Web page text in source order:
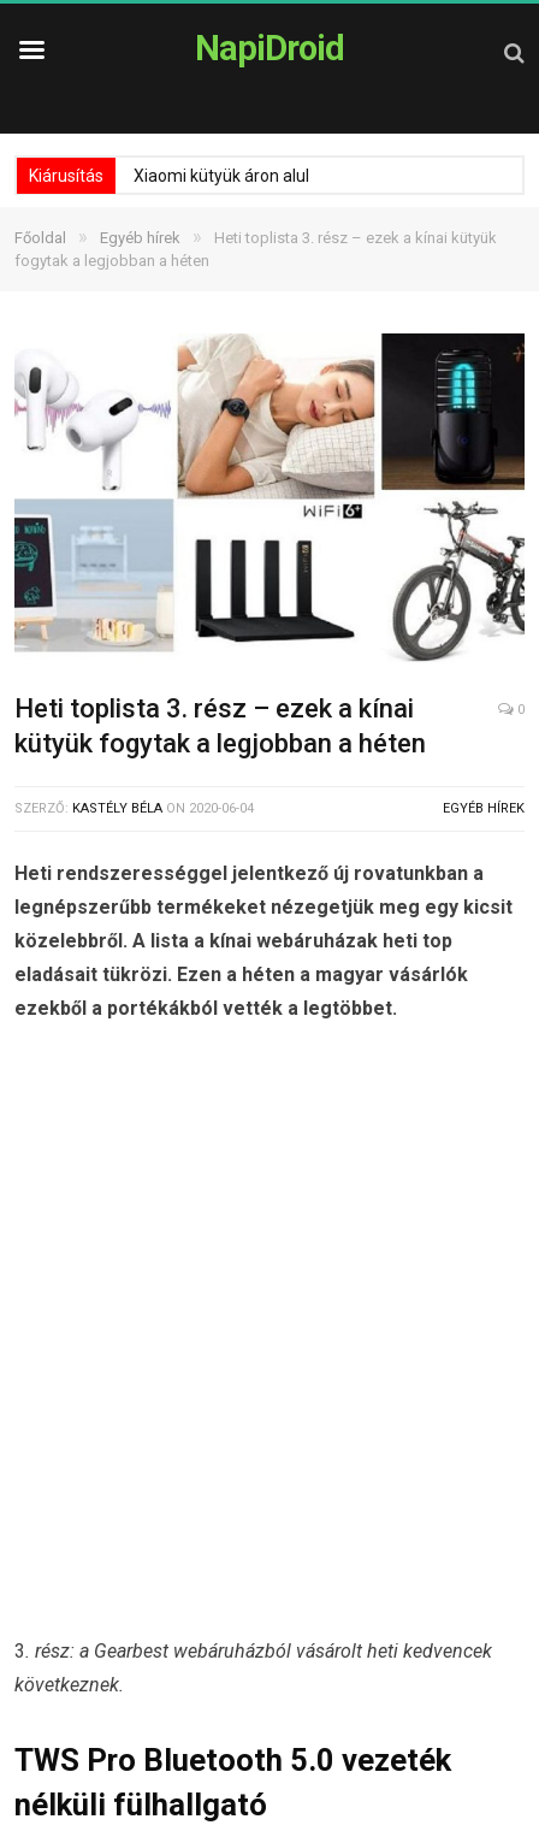
NapiDroid
Kiárusítás Xiaomi kütyük áron alul
Főoldal » Egyéb hírek »
Heti toplista 3. rész – ezek a kínai kütyük
fogytak a legjobban a héten
Heti toplista 3. rész – ezek a kínai
kütyük fogytak a legjobban a héten
0
SZERZŐ: KASTÉLY BÉLA ON 2020-06-04 EGYÉB HÍREK
Heti rendszerességgel jelentkező új rovatunkban a
legnépszerűbb termékeket nézegetjük meg egy kicsit
közelebbről. A lista a kínai webáruházak heti top
eladásait tükrözi. Ezen a héten a magyar vásárlók
ezekből a portékákból vették a legtöbbet.
3. rész: a Gearbest webáruházból vásárolt heti kedvencek
következnek.
TWS Pro Bluetooth 5.0 vezeték
nélküli fülhallgató